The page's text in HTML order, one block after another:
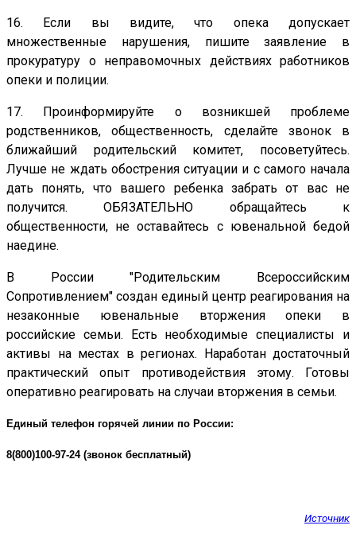
16. Если вы видите, что опека допускает
множественные нарушения, пишите заявление в
прокуратуру о неправомочных действиях работников
опеки и полиции.
17. Проинформируйте о возникшей проблеме
родственников, общественность, сделайте звонок в
ближайший родительский комитет, посоветуйтесь.
Лучше не ждать обострения ситуации и с самого начала
дать понять, что вашего ребенка забрать от вас не
получится. ОБЯЗАТЕЛЬНО обращайтесь к
общественности, не оставайтесь с ювенальной бедой
наедине.
В России "Родительским Всероссийским
Сопротивлением" создан единый центр реагирования на
незаконные ювенальные вторжения опеки в
российские семьи. Есть необходимые специалисты и
активы на местах в регионах. Наработан достаточный
практический опыт противодействия этому. Готовы
оперативно реагировать на случаи вторжения в семьи.
Единый телефон горячей линии по России:
8(800)100-97-24 (звонок бесплатный)
Источник